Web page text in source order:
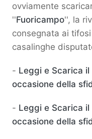
ovviamente
''Fuoricampo'', la
consegnata ai
casalinghe
- Leggi e Scarica il
occasione della
- Leggi e Scarica il
occasione della